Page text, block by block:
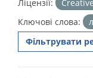
Ліцензії:
Ключові слова:
Фільтрувати